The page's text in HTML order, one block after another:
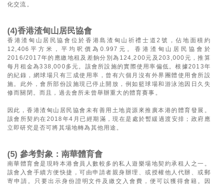
化交流。
(4)香港渣甸山居民協會
香港渣甸山居民協會位於香港島渣甸山祈禮士道2號，佔地面積約
12,406平方米，平均呎價為0.997元。香港渣甸山居民協會於
2016/2017年的應繳地租及差餉分別為124,200元及203,000元，推算
每月租金為338,000多元。該會所設施的實際使用率偏低。根據2013年
的紀錄，網球場只有三成使用率，曾有六個月沒有外界團體使用會所設
施。此外，會所部份設施現已停止開放，例如籃球場和游泳池因日久失
修而關閉。而且，過去會所未曾舉辦重大的體育賽事。
因此，香港渣甸山居民協會未有善用土地資源來推廣本港的體育發展。
該會所契約在2018年4月已經期滿，現在是處於暫緩過渡安排；政府應
立即研究是否可將其場地轉為其他用途。
(5) 參考對象：南華體育會
南華體育會是現時本港會員人數較多的私人遊樂場地契約承租人之一。
該會入會手續方便快捷，可由申請者親身辦理、或授權他人代辦、或郵
寄申請。只要出示身份證明文件及繳交入會費，便可以獲得會籍。因